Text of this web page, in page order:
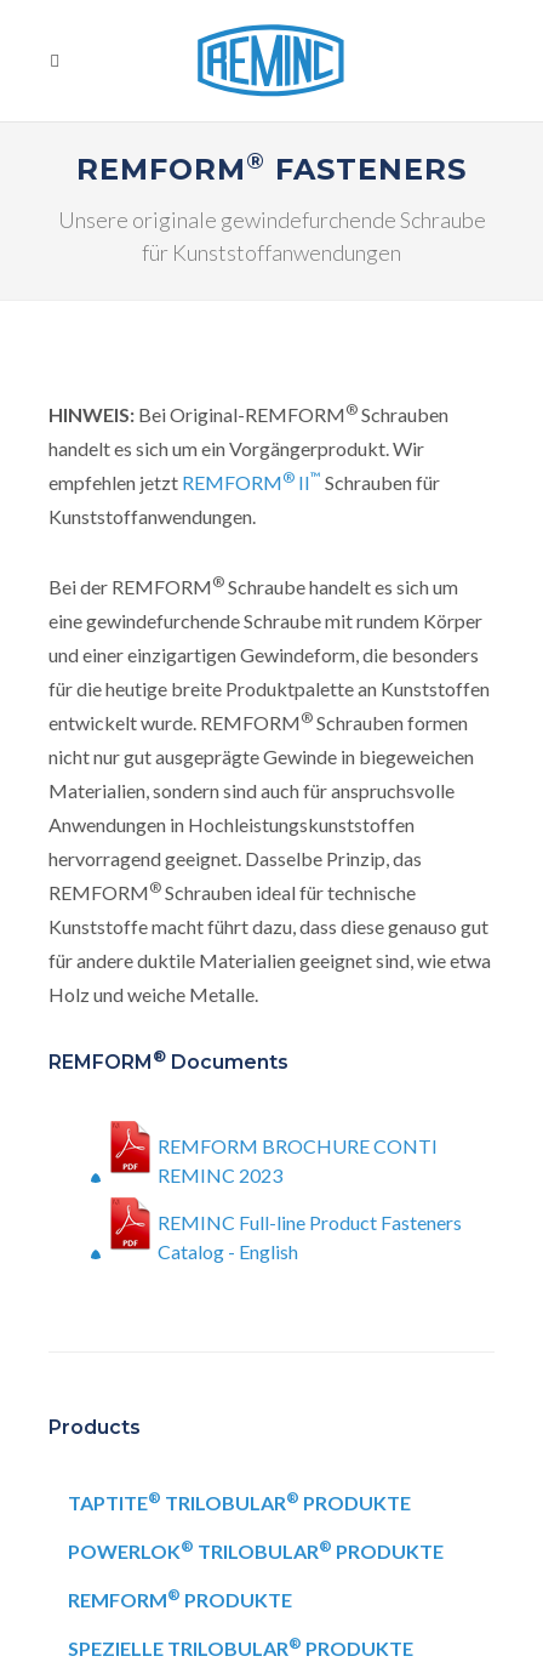
REMFORM® FASTENERS
Unsere originale gewindefurchende Schraube
für Kunststoffanwendungen
HINWEIS: Bei Original-REMFORM® Schrauben
handelt es sich um ein Vorgängerprodukt. Wir
empfehlen jetzt REMFORM® II™ Schrauben für
Kunststoffanwendungen.
Bei der REMFORM® Schraube handelt es sich um
eine gewindefurchende Schraube mit rundem Körper
und einer einzigartigen Gewindeform, die besonders
für die heutige breite Produktpalette an Kunststoffen
entwickelt wurde. REMFORM® Schrauben formen
nicht nur gut ausgeprägte Gewinde in biegeweichen
Materialien, sondern sind auch für anspruchsvolle
Anwendungen in Hochleistungskunststoffen
hervorragend geeignet. Dasselbe Prinzip, das
REMFORM® Schrauben ideal für technische
Kunststoffe macht führt dazu, dass diese genauso gut
für andere duktile Materialien geeignet sind, wie etwa
Holz und weiche Metalle.
REMFORM ® Documents
REMFORM BROCHURE CONTI
REMINC 2023
REMINC Full-line Product Fasteners
Catalog - English
Products
TAPTITE® TRILOBULAR® PRODUKTE
POWERLOK® TRILOBULAR® PRODUKTE
REMFORM® PRODUKTE
SPEZIELLE TRILOBULAR® PRODUKTE